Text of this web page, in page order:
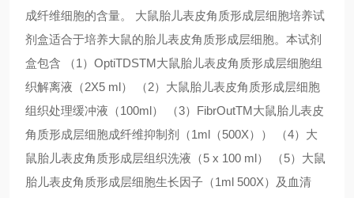
成纤维细胞的含量。 大鼠胎儿表皮角质形成层细胞培养试
剂盒适合于培养大鼠的胎儿表皮角质形成层细胞。本试剂
盒包含 （1）OptiTDSTM大鼠胎儿表皮角质形成层细胞组
织解离液（2X5 ml） （2）大鼠胎儿表皮角质形成层细胞
组织处理缓冲液（100ml） （3）FibrOutTM大鼠胎儿表皮
角质形成层细胞成纤维抑制剂（1ml（500X）） （4）大
鼠胎儿表皮角质形成层组织洗液（5 x 100 ml） （5）大鼠
胎儿表皮角质形成层细胞生长因子（1ml 500X）及血清